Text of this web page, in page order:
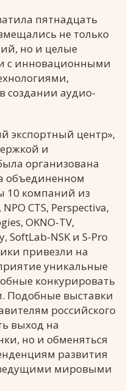
пятнадцать
не только
но и целые
с инновационными
аудио-
экспортный центр»,
и
организована
объединенном
10 компаний из
CТS, Perspectiva,
OKNO-TV,
SoftLab-NSK и S-Pro
привезли на
уникальные
конкурировать
Подобные выставки
российского
выход на
но и обменяться
развития
мировыми